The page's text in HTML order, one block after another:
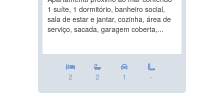
1 suíte, 1 dormitório, banheiro social,
sala de estar e jantar, cozinha, área de
serviço, sacada, garagem coberta,...
2 2 1 -